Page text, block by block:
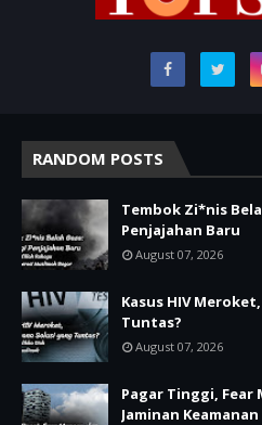
RANDOM POSTS
Tembok Zi*nis
Penjajahan Baru
August 07, 2026
Kasus HIV
Tuntas?
August 07, 2026
Pagar Tinggi, Fear
Jaminan Keamanan